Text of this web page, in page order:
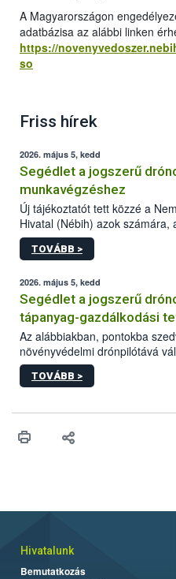
A Magyarországon
adatbázisa az alábbi linken
https://
so
Friss hírek
2026. május 5, kedd
Segédlet a jogszerű
munkavégzéshez
Új tájékoztatót tett közzé a
Hivatal (Nébih) azok számára,
növényvédelmi vagy tápanyag-
végezni Magyarországon. Az
műszaki és hatósági feltételek.
TOVÁBB >
2026. május 5, kedd
Segédlet a jogszerű
tápanyag-gazdálkodási
feltételeiről
Az alábbiakban, pontokba
növényvédelmi drónpilótává
növényvédelmi és tápanyag-
végzésének legfontosabb
TOVÁBB >
Hivatalunk
Bemutatkozás